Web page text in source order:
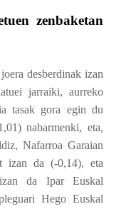
zenbaketan
desberdinak izan
jarraiki, aurreko
tasak gora egin du
nabarmenki, eta,
Nafarroa Garaian
izan da (-0,14), eta
izan da Ipar Euskal
Hego Euskal